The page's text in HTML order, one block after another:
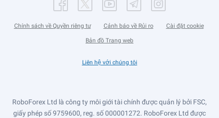
Chính sách về Quyền riêng tư Cảnh báo về Rủi ro Cài đặt cookie
Bản đồ Trang web
Liên hệ với chúng tôi
RoboForex Ltd là công ty môi giới tài chính được quản lý bởi FSC,
giấy phép số 9759600, reg. số 000001272. RoboForex Ltd được